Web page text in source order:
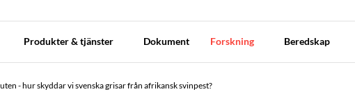
Produkter & tjänster Dokument Forskning Beredskap
- hur skyddar vi svenska grisar från afrikansk svinpest?